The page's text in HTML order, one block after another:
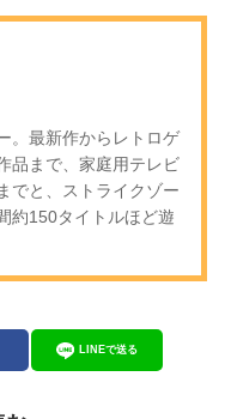
。最新作からレトロゲ
品まで、家庭用テレビ
でと、ストライクゾー
約150タイトルほど遊
LINEで送る